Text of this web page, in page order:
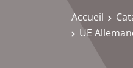
Accueil
UE